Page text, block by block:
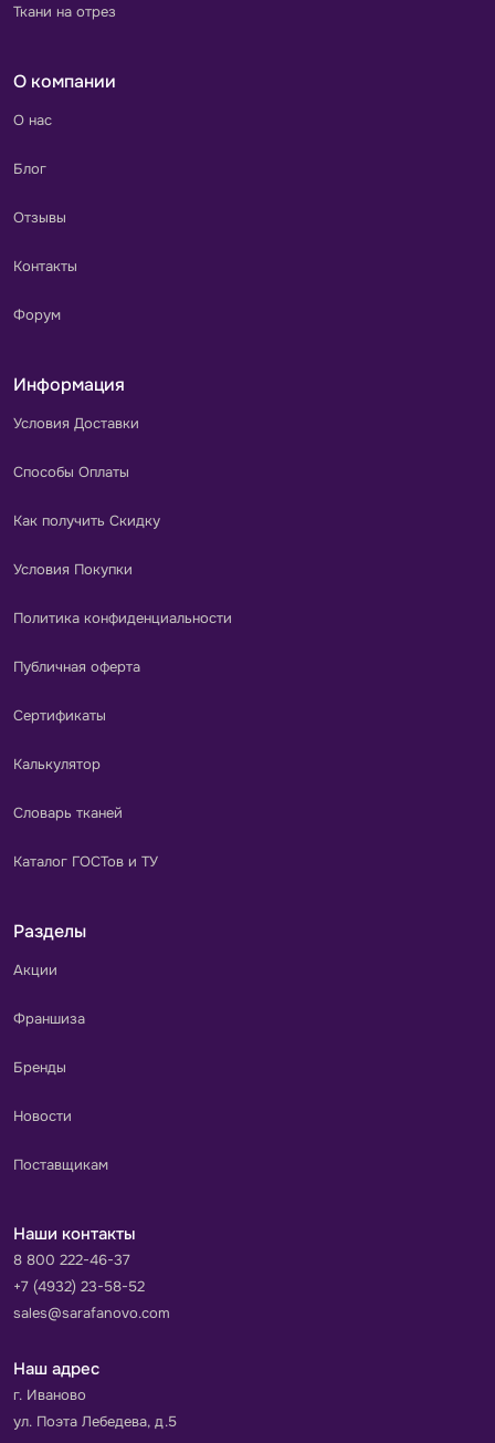
Ткани на отрез
О компании
О нас
Блог
Отзывы
Контакты
Форум
Информация
Условия Доставки
Способы Оплаты
Как получить Скидку
Условия Покупки
Политика конфиденциальности
Публичная оферта
Сертификаты
Калькулятор
Словарь тканей
Каталог ГОСТов и ТУ
Разделы
Акции
Франшиза
Бренды
Новости
Поставщикам
Наши контакты
8 800 222-46-37
+7 (4932) 23-58-52
sales@sarafanovo.com
Наш адрес
г. Иваново
ул. Поэта Лебедева, д.5